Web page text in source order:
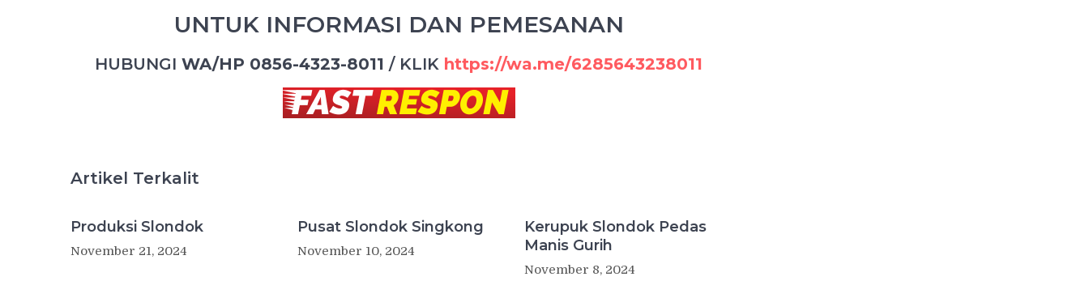
UNTUK INFORMASI DAN PEMESANAN
HUBUNGI WA/HP 0856-4323-8011 / KLIK https://wa.me/6285643238011
Artikel Terkalit
Produksi Slondok
November 21, 2024
Pusat Slondok Singkong
November 10, 2024
Kerupuk Slondok Pedas
Manis Gurih
November 8, 2024